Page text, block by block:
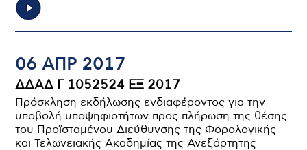
06 ΑΠΡ 2017
ΔΔΑΔ Γ 1052524 ΕΞ 2017
Πρόσκληση εκδήλωσης ενδιαφέροντος για την
υποβολή υποψηφιοτήτων προς πλήρωση της θέσης
του Προϊσταμένου Διεύθυνσης της Φορολογικής
και Τελωνειακής Ακαδημίας της Ανεξάρτητης